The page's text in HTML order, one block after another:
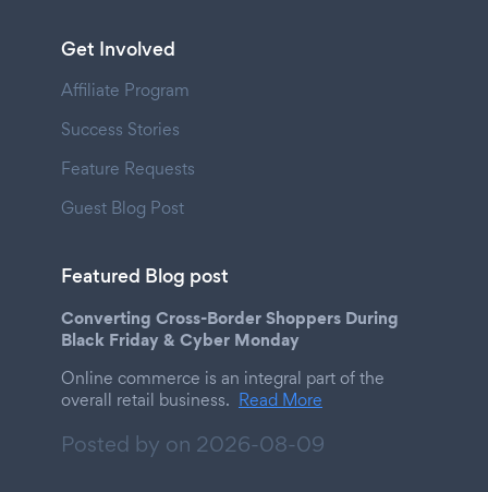
Get Involved
Affiliate Program
Success Stories
Feature Requests
Guest Blog Post
Featured Blog post
Converting Cross-Border Shoppers During
Black Friday & Cyber Monday
Online commerce is an integral part of the
overall retail business. Read More
Posted by on 2026-08-09